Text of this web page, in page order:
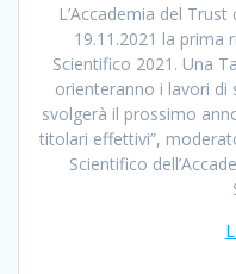
L’Accademia del
19.11.2021 la prima
Scientifico 2021. Una
orienteranno i lavori di
svolgerà il prossimo
titolari effettivi”,
Scientifico